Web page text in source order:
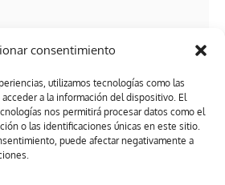
consentimiento
utilizamos tecnologías como las
a la información del dispositivo. El
nos permitirá procesar datos como el
o las identificaciones únicas en este sitio.
puede afectar negativamente a
La historia, arquitectura e